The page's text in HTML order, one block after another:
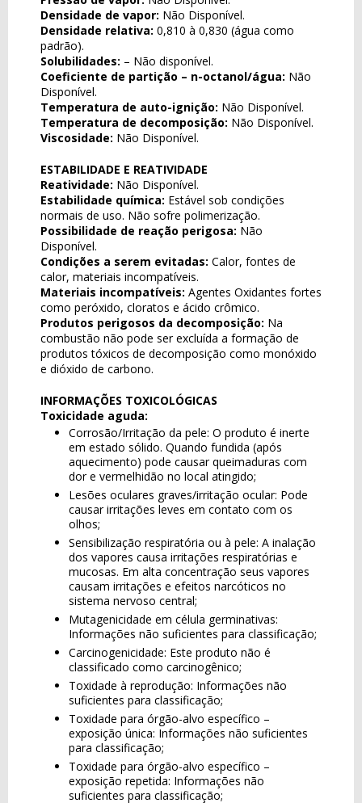
Densidade de vapor: Não Disponível.
Densidade relativa: 0,810 à 0,830 (água como
padrão).
Solubilidades: – Não disponível.
Coeficiente de partição – n-octanol/água: Não
Disponível.
Temperatura de auto-ignição: Não Disponível.
Temperatura de decomposição: Não Disponível.
Viscosidade: Não Disponível.
ESTABILIDADE E REATIVIDADE
Reatividade: Não Disponível.
Estabilidade química: Estável sob condições
normais de uso. Não sofre polimerização.
Possibilidade de reação perigosa: Não
Disponível.
Condições a serem evitadas: Calor, fontes de
calor, materiais incompatíveis.
Materiais incompatíveis: Agentes Oxidantes fortes
como peróxido, cloratos e ácido crômico.
Produtos perigosos da decomposição: Na
combustão não pode ser excluída a formação de
produtos tóxicos de decomposição como monóxido
e dióxido de carbono.
INFORMAÇÕES TOXICOLÓGICAS
Toxicidade aguda:
Corrosão/Irritação da pele: O produto é inerte
em estado sólido. Quando fundida (após
aquecimento) pode causar queimaduras com
dor e vermelhidão no local atingido;
Lesões oculares graves/irritação ocular: Pode
causar irritações leves em contato com os
olhos;
Sensibilização respiratória ou à pele: A inalação
dos vapores causa irritações respiratórias e
mucosas. Em alta concentração seus vapores
causam irritações e efeitos narcóticos no
sistema nervoso central;
Mutagenicidade em célula germinativas:
Informações não suficientes para classificação;
Carcinogenicidade: Este produto não é
classificado como carcinogênico;
Toxidade à reprodução: Informações não
suficientes para classificação;
Toxidade para órgão-alvo específico –
exposição única: Informações não suficientes
para classificação;
Toxidade para órgão-alvo específico –
exposição repetida: Informações não
suficientes para classificação;